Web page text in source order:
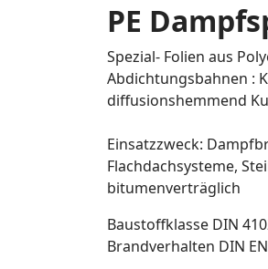
PE
Spezial- Folien aus
Abdichtungsbahnen :
diffusionshemmend
Einsatzzweck:
Flachdachsysteme,
bitumenverträglich
Baustoffklasse DIN
Brandverhalten DIN